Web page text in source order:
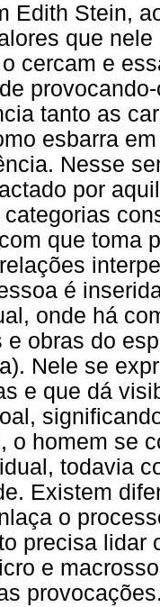
Edith Stein,
que
cercam e
tanto as
esbarra
Nesse
por
que toma
é
onde há
e obras do
Nele se
e que dá
o homem se
todavia
Existem
o
precisa lidar
e